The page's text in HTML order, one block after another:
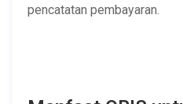
pencatatan pembayaran.